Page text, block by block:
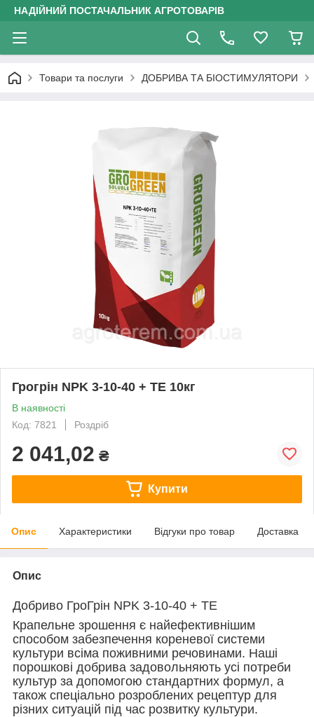
НАДІЙНИЙ ПОСТАЧАЛЬНИК АГРОТОВАРІВ
Товари та послуги ДОБРИВА ТА БІОСТИМУЛЯТОРИ
Грогрін NPK 3-10-40 + TE 10кг
В наявності
Код: 7821
Роздріб
2 041,02 ₴
Купити
Опис Характеристики Відгуки про товар Доставка
Опис
Добриво ГроГрін NPK 3-10-40 + TE
Крапельне зрошення є найефективнішим
способом забезпечення кореневої системи
культури всіма поживними речовинами. Наші
порошкові добрива задовольняють усі потреби
культур за допомогою стандартних формул, а
також спеціально розроблених рецептур для
різних ситуацій під час розвитку культури.